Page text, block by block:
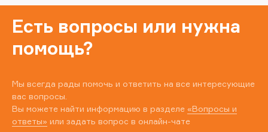
Есть вопросы или нужна
помощь?
Мы всегда рады помочь и ответить на все интересующие
вас вопросы.
Вы можете найти информацию в разделе «Вопросы и
ответы» или задать вопрос в онлайн-чате